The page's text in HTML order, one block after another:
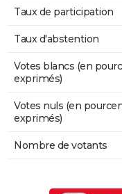
Taux de participation
Taux d'abstention
Votes blancs (en
exprimés)
Votes nuls (en
exprimés)
Nombre de votants